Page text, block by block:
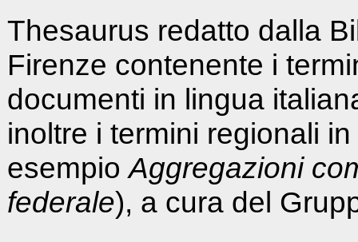
Thesaurus redatto dalla
Firenze contenente i
documenti in lingua
inoltre i termini regionali
esempioAggregazioni
federale), a cura del